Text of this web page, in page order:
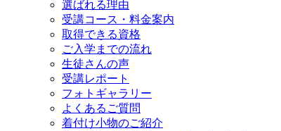
選ばれる理由
受講コース・料金案内
取得できる資格
ご入学までの流れ
生徒さんの声
受講レポート
フォトギャラリー
よくあるご質問
着付け小物のご紹介